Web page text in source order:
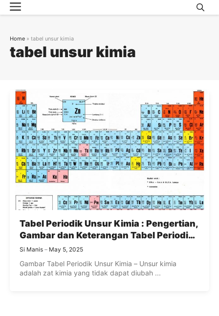
Skip
to
Menu
tabel unsur kimia
Home » tabel unsur kimia
Tabel Periodik Unsur Kimia : Pengertian,
Gambar dan Keterangan Tabel Periodik
Lengkap
Si Manis May 5, 2025
Gambar Tabel Periodik Unsur Kimia – Unsur kimia
adalah zat kimia yang tidak dapat diubah ...